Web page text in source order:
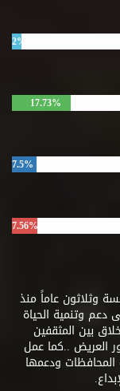
2%
17.73%
7.5%
7.56%
وثلاثون عاماً منذ
فى دعم وتنمية الحياة
بين المثقفين
العريض ..كما عمل
ودعمها